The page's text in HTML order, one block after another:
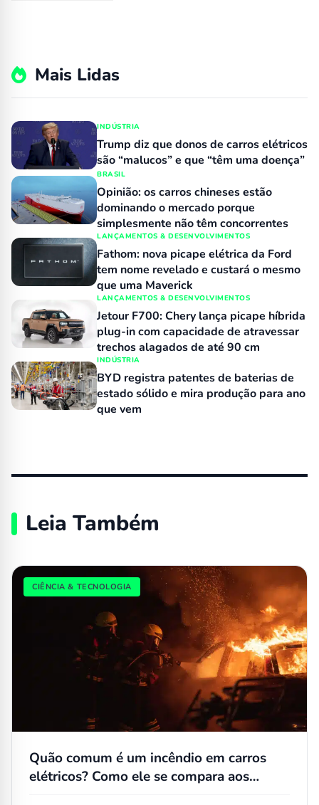
Mais Lidas
INDÚSTRIA
Trump diz que donos de carros elétricos
são “malucos” e que “têm uma doença”
BRASIL
Opinião: os carros chineses estão
dominando o mercado porque
simplesmente não têm concorrentes
LANÇAMENTOS & DESENVOLVIMENTOS
Fathom: nova picape elétrica da Ford
tem nome revelado e custará o mesmo
que uma Maverick
LANÇAMENTOS & DESENVOLVIMENTOS
Jetour F700: Chery lança picape híbrida
plug-in com capacidade de atravessar
trechos alagados de até 90 cm
INDÚSTRIA
BYD registra patentes de baterias de
estado sólido e mira produção para ano
que vem
Leia Também
CIÊNCIA & TECNOLOGIA
Quão comum é um incêndio em carros
elétricos? Como ele se compara aos